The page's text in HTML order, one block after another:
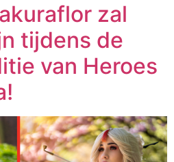
zal
tijdens de
van Heroes